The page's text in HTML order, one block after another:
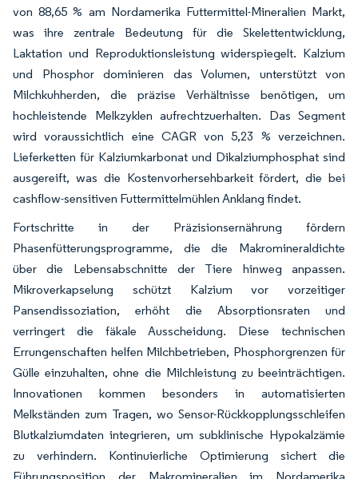
von 88,65 % am Nordamerika Futtermittel-Mineralien Markt,
was ihre zentrale Bedeutung für die Skelettentwicklung,
Laktation und Reproduktionsleistung widerspiegelt. Kalzium
und Phosphor dominieren das Volumen, unterstützt von
Milchkuhherden, die präzise Verhältnisse benötigen, um
hochleistende Melkzyklen aufrechtzuerhalten. Das Segment
wird voraussichtlich eine CAGR von 5,23 % verzeichnen.
Lieferketten für Kalziumkarbonat und Dikalziumphosphat sind
ausgereift, was die Kostenvorhersehbarkeit fördert, die bei
cashflow-sensitiven Futtermittelmühlen Anklang findet.
Fortschritte in der Präzisionsernährung fördern
Phasenfütterungsprogramme, die die Makromineraldichte
über die Lebensabschnitte der Tiere hinweg anpassen.
Mikroverkapselung schützt Kalzium vor vorzeitiger
Pansendissoziation, erhöht die Absorptionsraten und
verringert die fäkale Ausscheidung. Diese technischen
Errungenschaften helfen Milchbetrieben, Phosphorgrenzen für
Gülle einzuhalten, ohne die Milchleistung zu beeinträchtigen.
Innovationen kommen besonders in automatisierten
Melkständen zum Tragen, wo Sensor-Rückkopplungsschleifen
Blutkalziumdaten integrieren, um subklinische Hypokalzämie
zu verhindern. Kontinuierliche Optimierung sichert die